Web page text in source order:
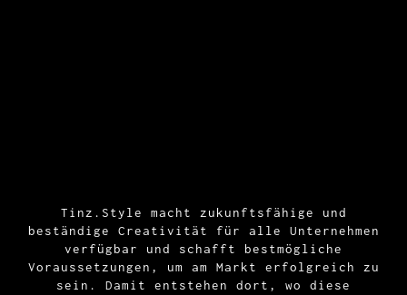
Tinz.Style macht zukunftsfähige und
beständige Creativität für alle Unternehmen
verfügbar und schafft bestmögliche
Voraussetzungen, um am Markt erfolgreich zu
sein. Damit entstehen dort, wo diese